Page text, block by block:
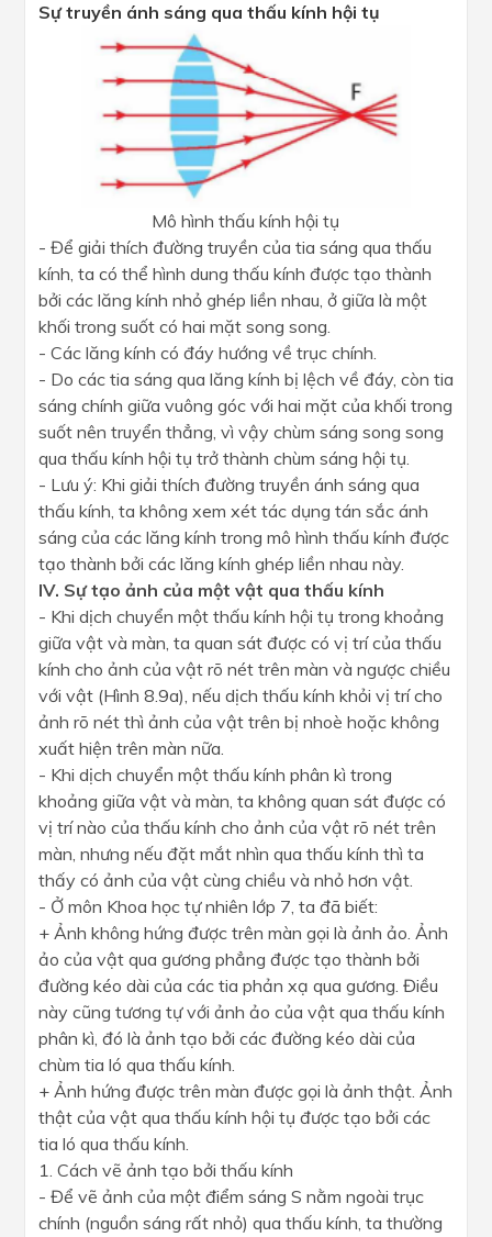
Sự truyền ánh sáng qua thấu kính hội tụ
Mô hình thấu kính hội tụ
- Để giải thích đường truyền của tia sáng qua thấu
kính, ta có thể hình dung thấu kính được tạo thành
bởi các lăng kính nhỏ ghép liền nhau, ở giữa là một
khối trong suốt có hai mặt song song.
- Các lăng kính có đáy hướng về trục chính.
- Do các tia sáng qua lăng kính bị lệch về đáy, còn tia
sáng chính giữa vuông góc với hai mặt của khối trong
suốt nên truyển thẳng, vì vậy chùm sáng song song
qua thấu kính hội tụ trở thành chùm sáng hội tụ.
- Lưu ý: Khi giải thích đường truyền ánh sáng qua
thấu kính, ta không xem xét tác dụng tán sắc ánh
sáng của các lăng kính trong mô hình thấu kính được
tạo thành bởi các lăng kính ghép liền nhau này.
IV. Sự tạo ảnh của một vật qua thấu kính
- Khi dịch chuyển một thấu kính hội tụ trong khoảng
giữa vật và màn, ta quan sát được có vị trí của thấu
kính cho ảnh của vật rõ nét trên màn và ngược chiều
với vật (Hình 8.9a), nếu dịch thấu kính khỏi vị trí cho
ảnh rõ nét thì ảnh của vật trên bị nhoè hoặc không
xuất hiện trên màn nữa.
- Khi dịch chuyển một thấu kính phân kì trong
khoảng giữa vật và màn, ta không quan sát được có
vị trí nào của thấu kính cho ảnh của vật rõ nét trên
màn, nhưng nếu đặt mắt nhìn qua thấu kính thì ta
thấy có ảnh của vật cùng chiều và nhỏ hơn vật.
- Ở môn Khoa học tự nhiên lớp 7, ta đã biết:
+ Ảnh không hứng được trên màn gọi là ảnh ảo. Ảnh
ảo của vật qua gương phẳng được tạo thành bởi
đường kéo dài của các tia phản xạ qua gương. Điều
này cũng tương tự với ảnh ảo của vật qua thấu kính
phân kì, đó là ảnh tạo bởi các đường kéo dài của
chùm tia ló qua thấu kính.
+ Ảnh hứng được trên màn được gọi là ảnh thật. Ảnh
thật của vật qua thấu kính hội tụ được tạo bởi các
tia ló qua thấu kính.
1. Cách vẽ ảnh tạo bởi thấu kính
- Để vẽ ảnh của một điểm sáng S nằm ngoài trục
chính (nguồn sáng rất nhỏ) qua thấu kính, ta thường